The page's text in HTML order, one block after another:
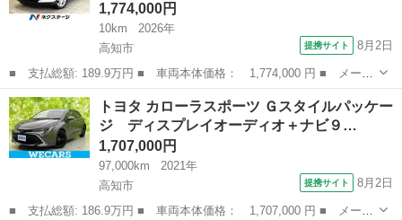
1,774,000円
10km
2026年
高知市
提携サイト 8月2日
■ 支払総額: 189.9万円 ■ 車両本体価格： 1,774,000 円 ■ メーカ
ー名： トヨタ ■ 車種名： ライズ ■ グレード名： Ｘ 登録済
未使用車 スマートアシスト ＬＥＤヘッド コーナーセンサー ス
マートキ...
高知 高知市 トヨタ
トヨタ カローラスポーツ Ｇスタイルパッケー
ジ ディスプレイオーディオ＋ナビ９…
1,707,000円
97,000km
2021年
高知市
提携サイト 8月2日
■ 支払総額: 186.9万円 ■ 車両本体価格： 1,707,000 円 ■ メーカ